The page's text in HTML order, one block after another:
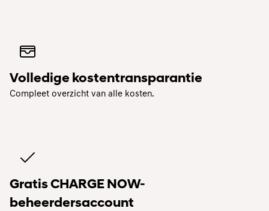
Volledige kostentransparantie
Compleet overzicht van alle kosten.
Gratis CHARGE NOW-
beheerdersaccount